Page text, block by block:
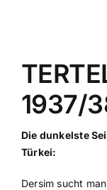
1937/
Die dunkelste
Türkei:
Dersim sucht